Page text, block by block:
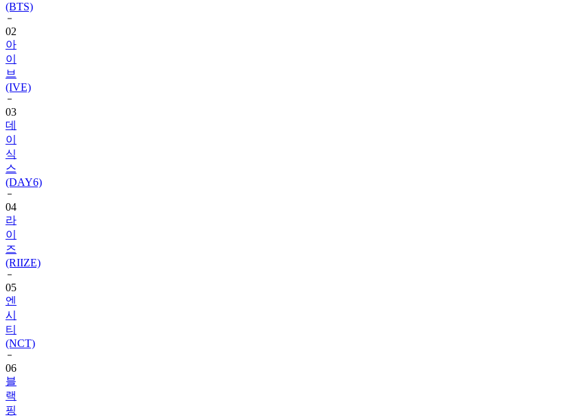
02
아
이
브
(IVE)
03
데
이
식
스
(DAY6)
04
라
이
즈
(RIIZE)
05
엔
시
티
(NCT)
06
블
랙
핑
크
(blackpink)